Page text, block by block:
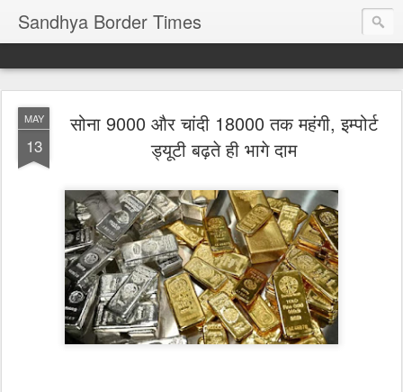
Sandhya Border Times
MAY
13
सोना 9000 और चांदी 18000 तक महंगी, इम्पोर्ट
ड्यूटी बढ़ते ही भागे दाम